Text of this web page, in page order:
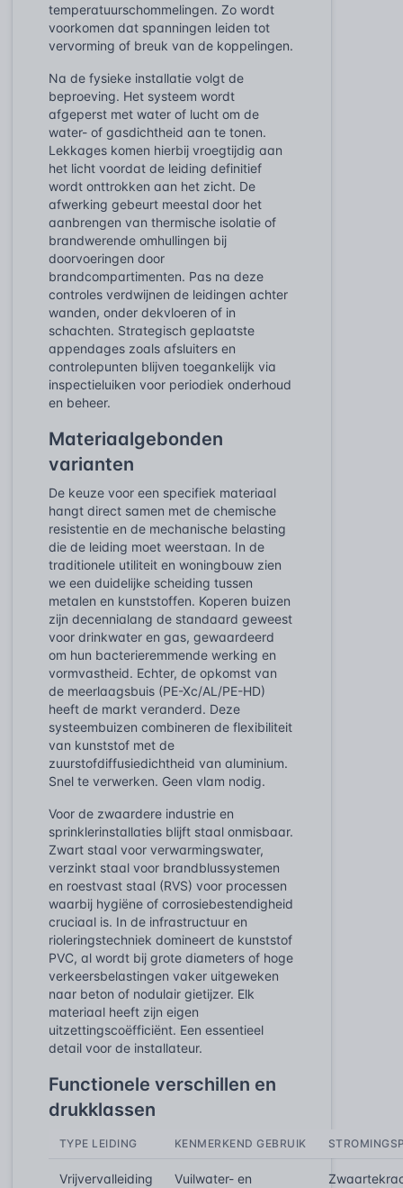
temperatuurschommelingen. Zo wordt
voorkomen dat spanningen leiden tot
vervorming of breuk van de koppelingen.
Na de fysieke installatie volgt de
beproeving. Het systeem wordt
afgeperst met water of lucht om de
water- of gasdichtheid aan te tonen.
Lekkages komen hierbij vroegtijdig aan
het licht voordat de leiding definitief
wordt onttrokken aan het zicht. De
afwerking gebeurt meestal door het
aanbrengen van thermische isolatie of
brandwerende omhullingen bij
doorvoeringen door
brandcompartimenten. Pas na deze
controles verdwijnen de leidingen achter
wanden, onder dekvloeren of in
schachten. Strategisch geplaatste
appendages zoals afsluiters en
controlepunten blijven toegankelijk via
inspectieluiken voor periodiek onderhoud
en beheer.
Materiaalgebonden
varianten
De keuze voor een specifiek materiaal
hangt direct samen met de chemische
resistentie en de mechanische belasting
die de leiding moet weerstaan. In de
traditionele utiliteit en woningbouw zien
we een duidelijke scheiding tussen
metalen en kunststoffen. Koperen buizen
zijn decennialang de standaard geweest
voor drinkwater en gas, gewaardeerd
om hun bacterieremmende werking en
vormvastheid. Echter, de opkomst van
de meerlaagsbuis (PE-Xc/AL/PE-HD)
heeft de markt veranderd. Deze
systeembuizen combineren de flexibiliteit
van kunststof met de
zuurstofdiffusiedichtheid van aluminium.
Snel te verwerken. Geen vlam nodig.
Voor de zwaardere industrie en
sprinklerinstallaties blijft staal onmisbaar.
Zwart staal voor verwarmingswater,
verzinkt staal voor brandblussystemen
en roestvast staal (RVS) voor processen
waarbij hygiëne of corrosiebestendigheid
cruciaal is. In de infrastructuur en
rioleringstechniek domineert de kunststof
PVC, al wordt bij grote diameters of hoge
verkeersbelastingen vaker uitgeweken
naar beton of nodulair gietijzer. Elk
materiaal heeft zijn eigen
uitzettingscoëfficiënt. Een essentieel
detail voor de installateur.
Functionele verschillen en
drukklassen
TYPE LEIDING KENMERKEND GEBRUIK
Vrijvervalleiding Vuilwater- en